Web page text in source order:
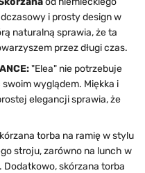
i prosty design w
naturalną sprawia, że ta
przez długi czas.
"Elea" nie potrzebuje
wyglądem. Miękka i
elegancji sprawia, że
torba na ramię w stylu
stroju, zarówno na lunch w
Dodatkowo, skórzana torba